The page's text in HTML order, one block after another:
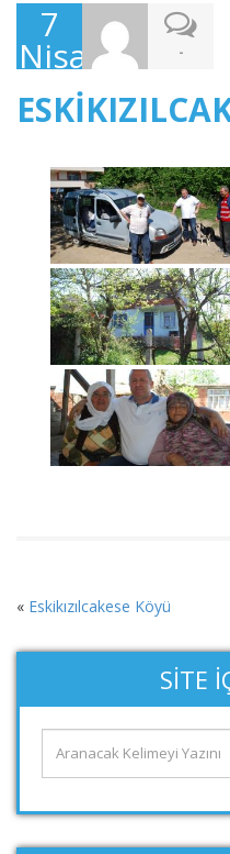
7
Nisan
2018
-
« Eskikızılcakese Köyü
SITE